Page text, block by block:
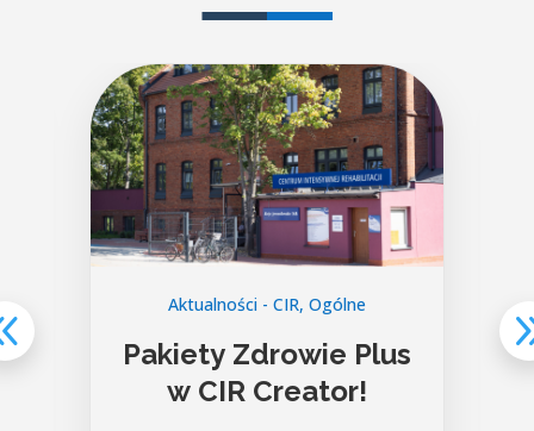
Aktualności - CIR, Ogólne
Pakiety Zdrowie Plus
w CIR Creator!